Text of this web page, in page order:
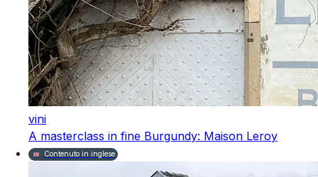
vini
A masterclass in fine Burgundy: Maison Leroy
Contenuto in inglese